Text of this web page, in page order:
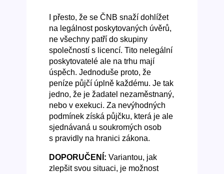
I přesto, že se ČNB snaží dohlížet
na legálnost poskytovaných úvěrů,
ne všechny patří do skupiny
společností s licencí. Tito nelegální
poskytovatelé ale na trhu mají
úspěch. Jednoduše proto, že
peníze půjčí úplně každému. Je tak
jedno, že je žadatel nezaměstnaný,
nebo v exekuci. Za nevýhodných
podmínek získá půjčku, která je ale
sjednávaná u soukromých osob
s pravidly na hranici zákona.
DOPORUČENÍ: Variantou, jak
zlepšit svou situaci, je možnost